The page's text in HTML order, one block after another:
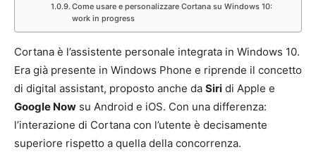
Come usare e personalizzare Cortana su Windows 10:
work in progress
Cortana è l’assistente personale integrata in Windows 10.
Era già presente in Windows Phone e riprende il concetto
di digital assistant, proposto anche da Siri di Apple e
Google Now su Android e iOS. Con una differenza:
l’interazione di Cortana con l’utente è decisamente
superiore rispetto a quella della concorrenza.